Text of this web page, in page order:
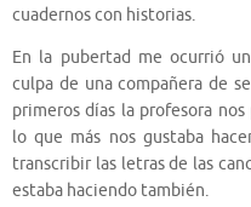
cuadernos con historias.
En la pubertad me ocurrió
culpa de una compañera de
primeros días la profesora
lo que más nos gustaba
transcribir las letras de las
estaba haciendo también.